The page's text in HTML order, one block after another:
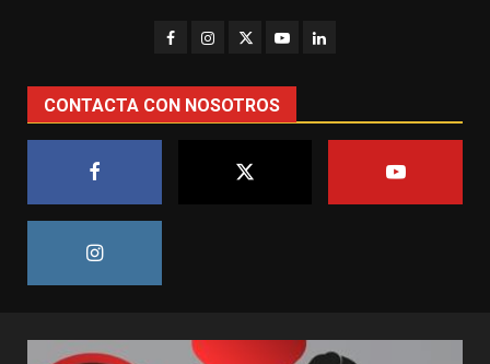
CONTACTA CON NOSOTROS